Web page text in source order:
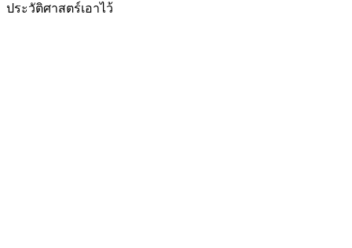
ประวัติศาสตร์เอาไว้